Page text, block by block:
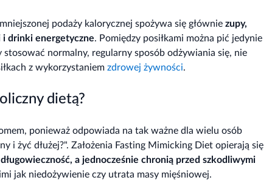
podaży kalorycznej spożywa się głównie zupy,
drinki energetyczne. Pomiędzy posiłkami można pić jedynie
normalny, regularny sposób odżywiania się, nie
z wykorzystaniem zdrowej żywności.
dietą?
ponieważ odpowiada na tak ważne dla wielu osób
i żyć dłużej?". Założenia Fasting Mimicking Diet opierają się
a jednocześnie chronią przed szkodliwymi
jak niedożywienie czy utrata masy mięśniowej.